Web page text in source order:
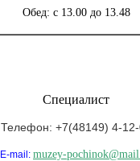
Обед: с 13.00 до 13.48
Специалист
Телефон: +7(48149) 4-
E-mail: muzey-